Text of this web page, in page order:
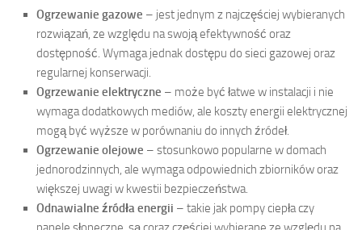
Ogrzewanie gazowe – jest jednym z najczęściej wybieranych
rozwiązań, ze względu na swoją efektywność oraz
dostępność. Wymaga jednak dostępu do sieci gazowej oraz
regularnej konserwacji.
Ogrzewanie elektryczne – może być łatwe w instalacji i nie
wymaga dodatkowych mediów, ale koszty energii elektrycznej
mogą być wyższe w porównaniu do innych źródeł.
Ogrzewanie olejowe – stosunkowo popularne w domach
jednorodzinnych, ale wymaga odpowiednich zbiorników oraz
większej uwagi w kwestii bezpieczeństwa.
Odnawialne źródła energii – takie jak pompy ciepła czy